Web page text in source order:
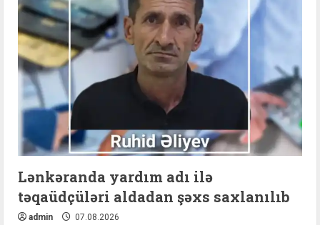
Lənkəranda yardım adı ilə
təqaüdçüləri aldadan şəxs saxlanılıb
admin 07.08.2026